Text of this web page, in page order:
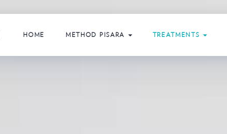
HOME METHOD PISARA TREATMENTS